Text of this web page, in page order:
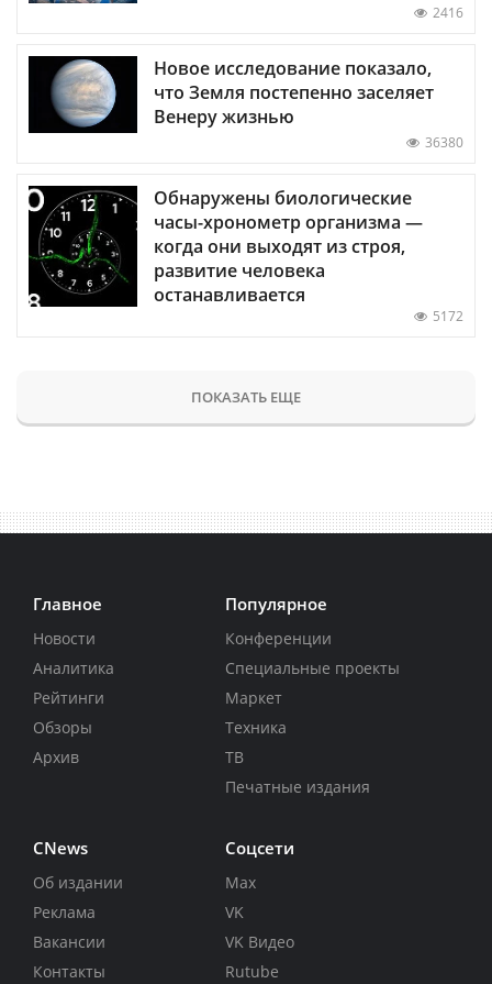
2416
Новое исследование показало,
что Земля постепенно заселяет
Венеру жизнью
36380
Обнаружены биологические
часы-хронометр организма —
когда они выходят из строя,
развитие человека
останавливается
5172
ПОКАЗАТЬ ЕЩЕ
Главное
Новости
Аналитика
Рейтинги
Обзоры
Архив
Популярное
Конференции
Специальные проекты
Маркет
Техника
ТВ
Печатные издания
CNews
Об издании
Реклама
Вакансии
Контакты
Соцсети
Max
VK
VK Видео
Rutube